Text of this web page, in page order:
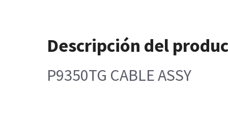
Descripción del
P9350TG CABLE ASSY